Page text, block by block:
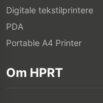
Digitale tekstilprintere
PDA
Portable A4 Printer
Om HPRT